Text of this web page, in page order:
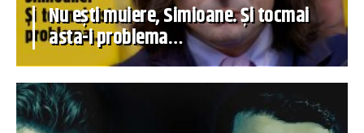
Nu ești muiere, Simioane. Și tocmai
asta-i problema…